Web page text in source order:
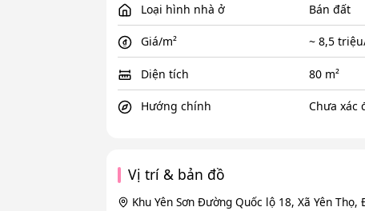
Loại hình nhà ở Bán đất
Giá/m² ~ 8,5
Diện tích 80 m²
Hướng chính Chưa xác
Vị trí & bản đồ
Khu Yên Sơn Đường Quốc lộ 18, Xã Yên